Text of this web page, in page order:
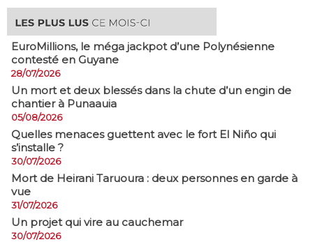
EuroMillions, ​le méga jackpot d’une Polynésienne
contesté en Guyane
28/07/2026
​Un mort et deux blessés dans la chute d’un engin de
chantier à Punaauia
05/08/2026
Quelles menaces guettent avec le fort El Niño qui
s’installe ?
30/07/2026
Mort de Heirani Taruoura : deux personnes en garde à
vue
31/07/2026
Un projet qui vire au cauchemar
30/07/2026